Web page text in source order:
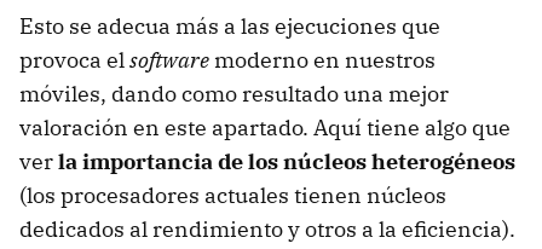
Esto se adecua más a las ejecuciones que
provoca elsoftware moderno en nuestros
móviles, dando como resultado una mejor
valoración en este apartado. Aquí tiene algo que
verla importancia de los núcleos heterogéneos
(los procesadores actuales tienen núcleos
dedicados al rendimiento y otros a la eficiencia).